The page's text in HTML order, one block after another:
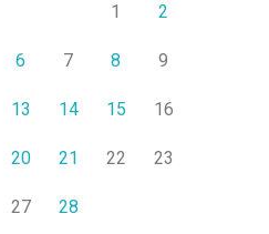
1
2
6 7 8 9
13 14 15 16
20 21 22 23
27 28